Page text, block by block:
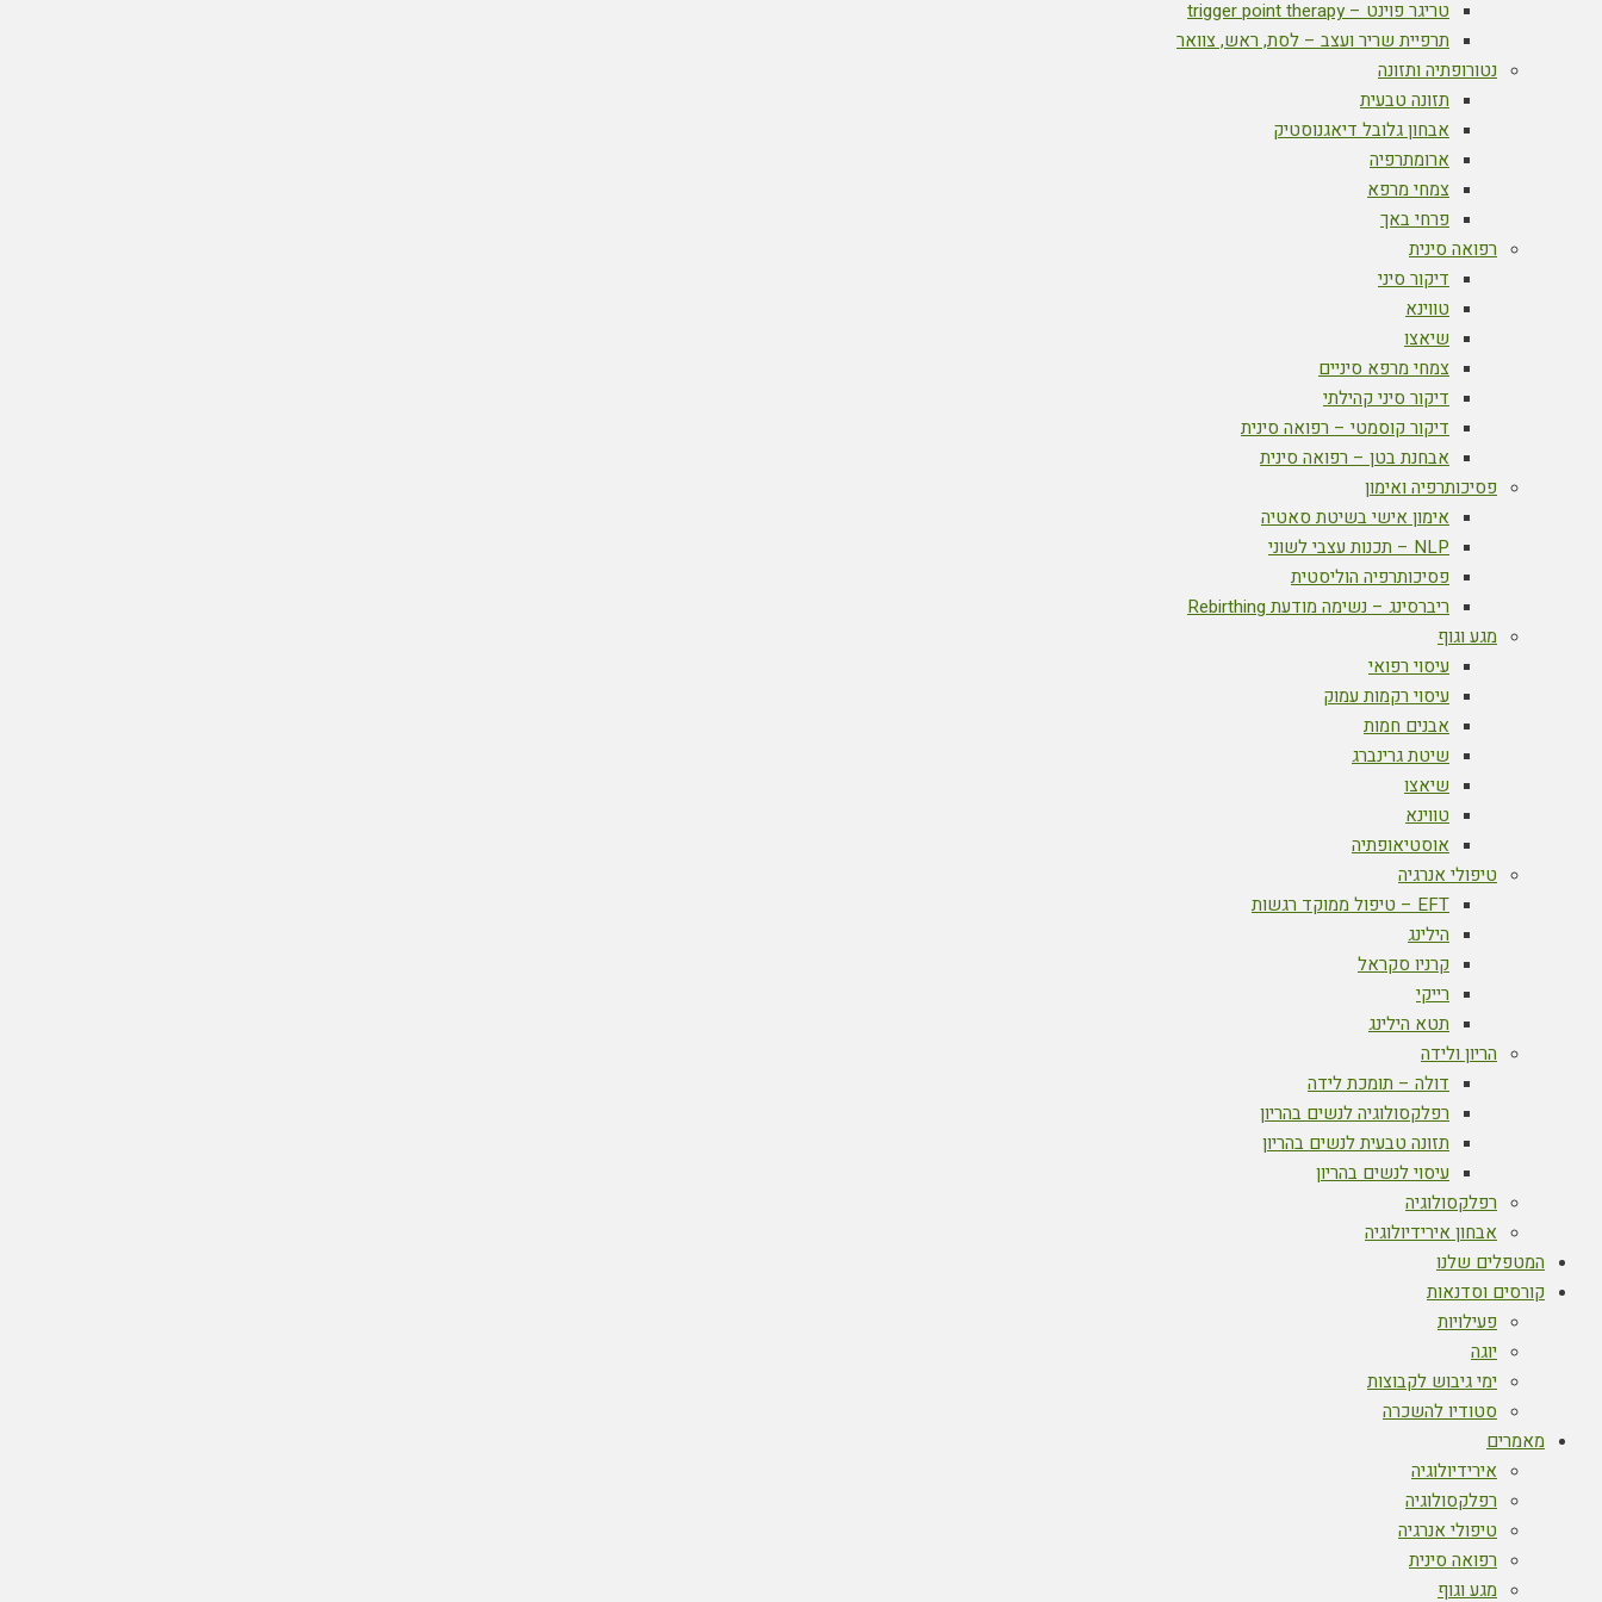
טריגר פוינט – trigger point therapy
תרפיית שריר ועצב – לסת, ראש, צוואר
נטורופתיה ותזונה
תזונה טבעית
אבחון גלובל דיאגנוסטיק
ארומתרפיה
צמחי מרפא
פרחי באך
רפואה סינית
דיקור סיני
טווינא
שיאצו
צמחי מרפא סיניים
דיקור סיני קהילתי
דיקור קוסמטי – רפואה סינית
אבחנת בטן – רפואה סינית
פסיכותרפיה ואימון
אימון אישי בשיטת סאטיה
NLP – תכנות עצבי לשוני
פסיכותרפיה הוליסטית
ריברסינג – נשימה מודעת Rebirthing
מגע וגוף
עיסוי רפואי
עיסוי רקמות עמוק
אבנים חמות
שיטת גרינברג
שיאצו
טווינא
אוסטיאופתיה
טיפולי אנרגיה
EFT – טיפול ממוקד רגשות
הילינג
קרניו סקראל
רייקי
תטא הילינג
הריון ולידה
דולה – תומכת לידה
רפלקסולוגיה לנשים בהריון
תזונה טבעית לנשים בהריון
עיסוי לנשים בהריון
רפלקסולוגיה
אבחון אירידיולוגיה
המטפלים שלנו
קורסים וסדנאות
פעילויות
יוגה
ימי גיבוש לקבוצות
סטודיו להשכרה
מאמרים
אירידיולוגיה
רפלקסולוגיה
טיפולי אנרגיה
רפואה סינית
מגע וגוף